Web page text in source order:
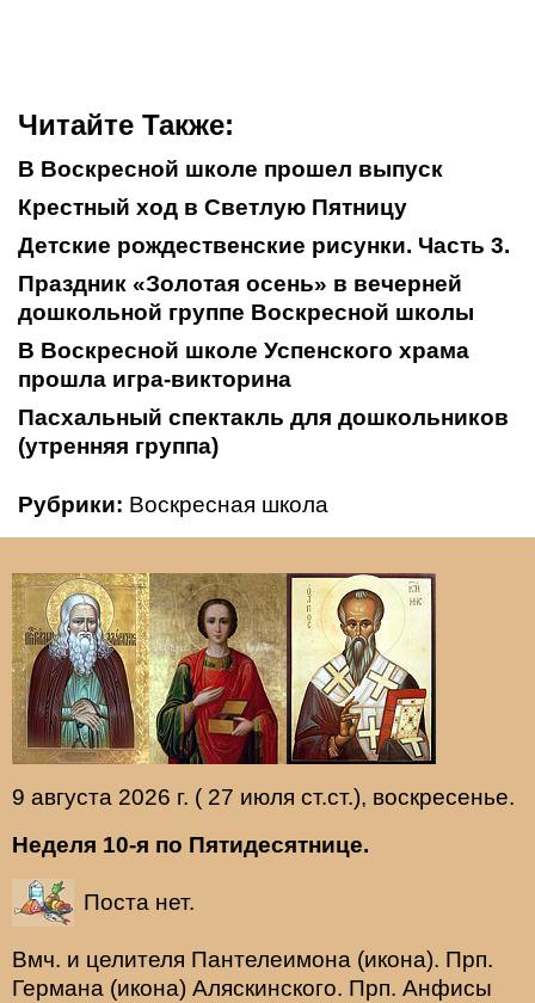
Читайте Также:
В Воскресной школе прошел выпуск
Крестный ход в Светлую Пятницу
Детские рождественские рисунки. Часть 3.
Праздник «Золотая осень» в вечерней
дошкольной группе Воскресной школы
В Воскресной школе Успенского храма
прошла игра-викторина
Пасхальный спектакль для дошкольников
(утренняя группа)
Рубрики: Воскресная школа
9 августа 2026 г. ( 27 июля ст.ст.), воскресенье.
Неделя 10-я по Пятидесятнице.
Поста нет.
Вмч. и целителя Пантелеимона (икона). Прп.
Германа (икона) Аляскинского. Прп. Анфисы